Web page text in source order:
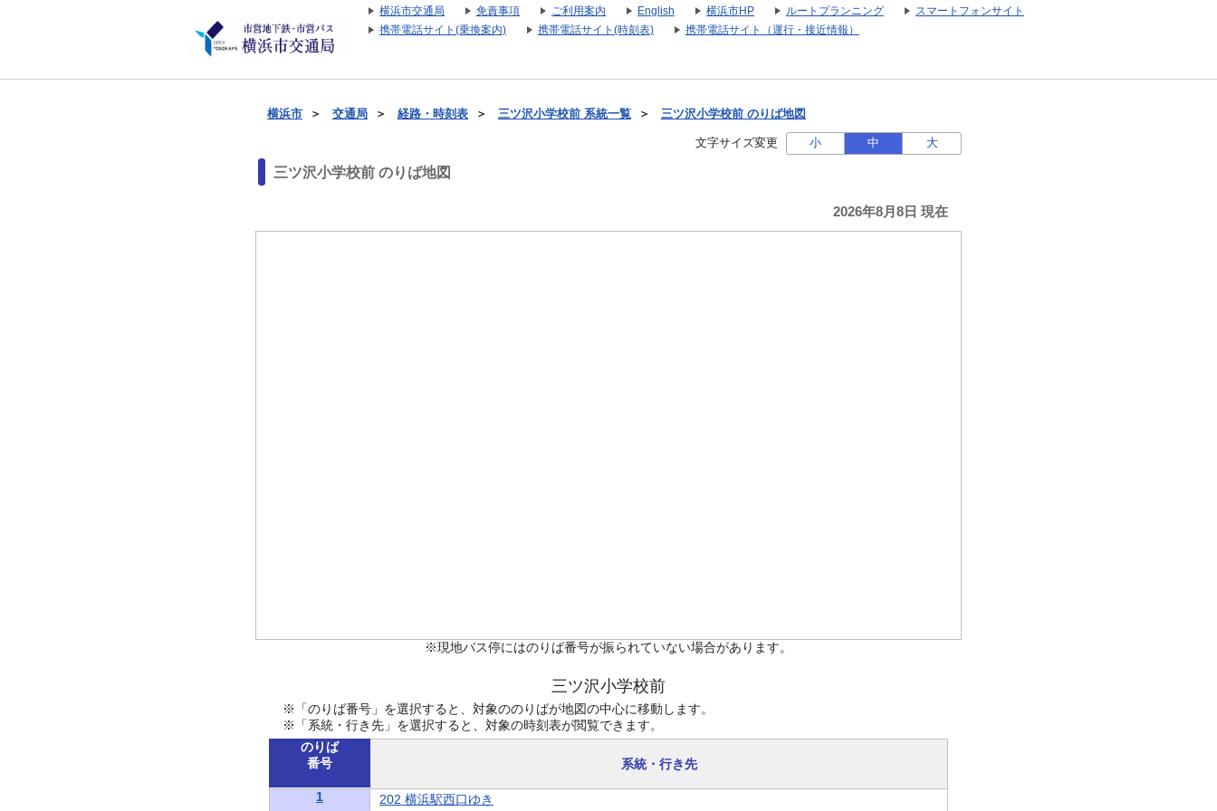
横浜市交通局 免責事項 ご利用案内 English 横浜市HP ルートプランニング
スマートフォンサイト
携帯電話サイト(乗換案内)
携帯電話サイト(時刻表) 携帯電話サイト（運行・接近情報）
横浜市 ＞ 交通局 ＞ 経路・時刻表 ＞ 三ツ沢小学校前 系統一覧 ＞ 三ツ沢小学校前 のりば地図
文字サイズ変更 小 中 大
三ツ沢小学校前 のりば地図
2026年8月8日 現在
※現地バス停にはのりば番号が振られていない場合があります。
三ツ沢小学校前
※「のりば番号」を選択すると、対象ののりばが地図の中心に移動します。
※「系統・行き先」を選択すると、対象の時刻表が閲覧できます。
のりば
番号
系統・行き先
1 202 横浜駅西口ゆき